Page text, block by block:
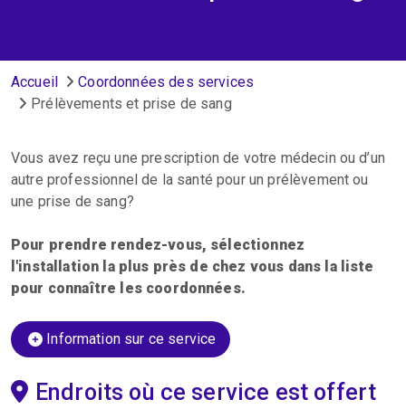
Fil d'Ariane
Accueil
Coordonnées des services
Prélèvements et prise de sang
Vous avez reçu une prescription de votre médecin ou d’un
autre professionnel de la santé pour un prélèvement ou
une prise de sang?
Pour prendre rendez-vous, sélectionnez
l'installation la plus près de chez vous dans la liste
pour connaître les coordonnées.
Information sur ce service
Endroits où ce service est offert